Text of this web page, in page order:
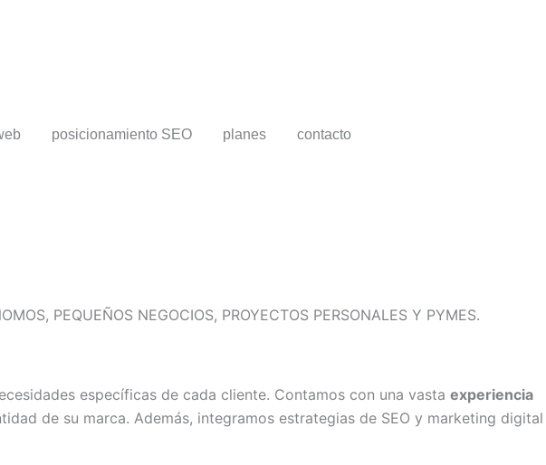
posicionamiento SEO planes contacto
PEQUEÑOS NEGOCIOS, PROYECTOS PERSONALES Y PYMES.
específicas de cada cliente. Contamos con una vasta experiencia
de su marca. Además, integramos estrategias de SEO y marketing digital